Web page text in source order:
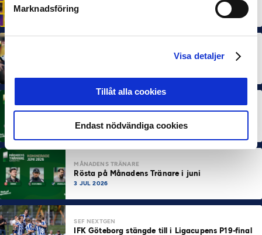
Marknadsföring
Visa detaljer
Tillåt alla cookies
Endast nödvändiga cookies
rapport om Sveriges starkaste folkrörelse och
samhällskraft
22 JUN 2026
Dubbla Landskrona-priser när juni summeras
MÅNADENS SPELARE
3 JUL 2026
MÅNADENS TRÄNARE
Rösta på Månadens Tränare i juni
3 JUL 2026
SEF NEXTGEN
IFK Göteborg stängde till i Ligacupens P19-final